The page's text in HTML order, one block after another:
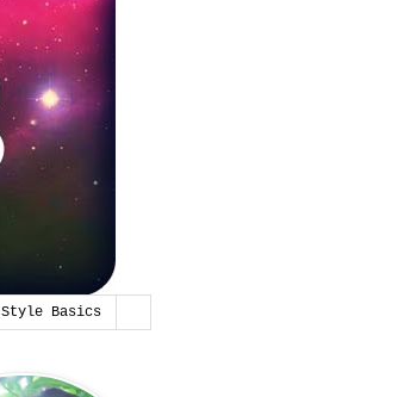
Style Basics